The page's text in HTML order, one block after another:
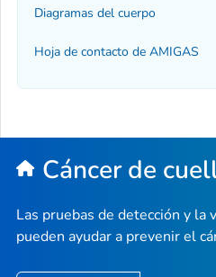
Diagramas del cuerpo
Hoja de contacto de AMIGAS
Cáncer de
Las pruebas de detección y la
pueden ayudar a prevenir el